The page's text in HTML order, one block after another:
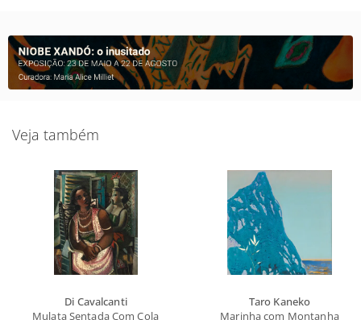
Veja também
Di Cavalcanti
Mulata Sentada Com Colares
Taro Kaneko
Marinha com Montanha